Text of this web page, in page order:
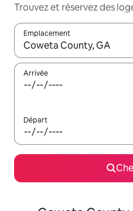
Trouvez et réservez des
Emplacement
Quand les résultats sont
Arrivée
Départ